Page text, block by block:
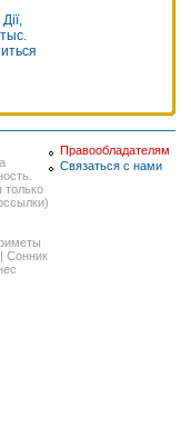
только
| Сонник
Правообладателям
Связаться с нами